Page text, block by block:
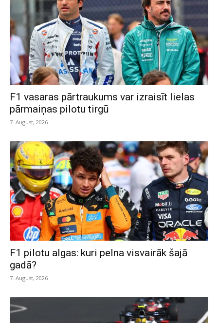
F1 vasaras pārtraukums var izraisīt lielas
pārmaiņas pilotu tirgū
7. August, 2026
F1 pilotu algas: kuri pelna visvairāk šajā
gadā?
7. August, 2026